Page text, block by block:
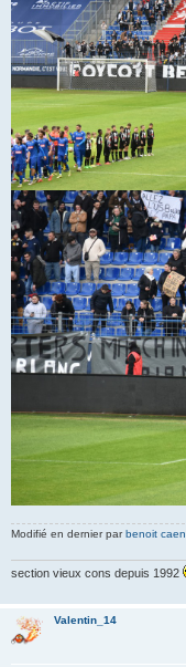
Modifié en dernier parbenoit caen
section vieux cons depuis 1992
Valentin_14